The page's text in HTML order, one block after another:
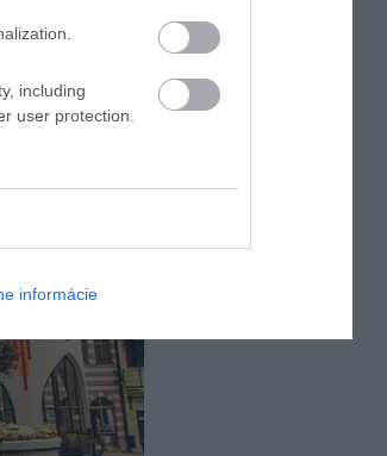
including
user protection.
informácie